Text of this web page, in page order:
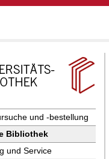
und -bestellung
Bibliothek
und Service